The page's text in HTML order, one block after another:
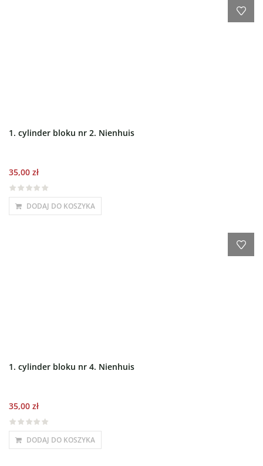
1. cylinder bloku nr 2. Nienhuis
35,00 zł
DODAJ DO KOSZYKA
1. cylinder bloku nr 4. Nienhuis
35,00 zł
DODAJ DO KOSZYKA